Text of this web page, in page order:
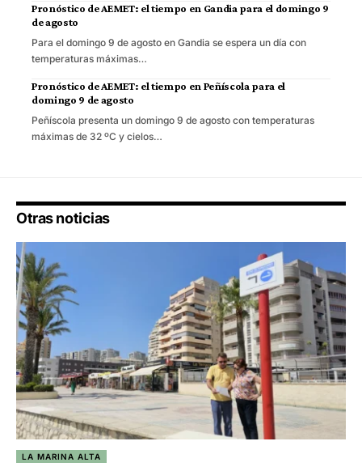
Pronóstico de AEMET: el tiempo en Gandia para el domingo 9
de agosto
Para el domingo 9 de agosto en Gandia se espera un día con
temperaturas máximas…
Pronóstico de AEMET: el tiempo en Peñíscola para el
domingo 9 de agosto
Peñíscola presenta un domingo 9 de agosto con temperaturas
máximas de 32 ºC y cielos…
Otras noticias
LA MARINA ALTA